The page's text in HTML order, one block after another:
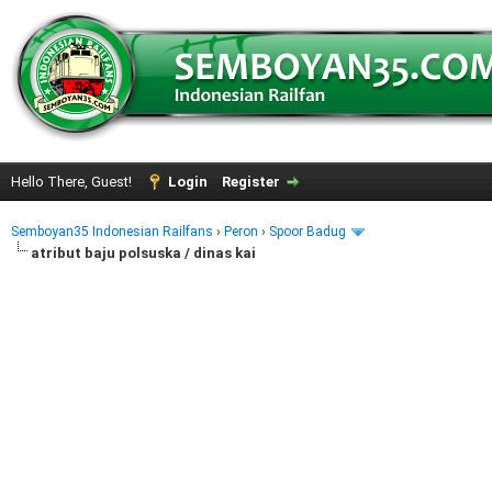
Hello There, Guest! Login Register
Semboyan35 Indonesian Railfans › Peron › Spoor Badug
atribut baju polsuska / dinas kai